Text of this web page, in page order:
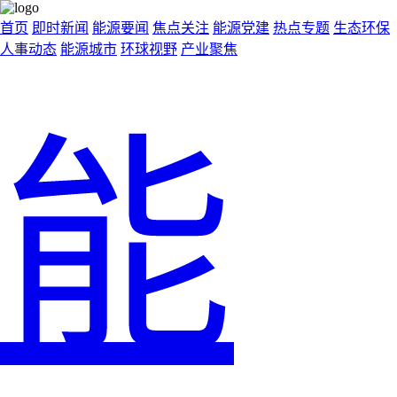
首页 即时新闻 能源要闻 焦点关注 能源党建 热点专题 生态环保
人事动态 能源城市 环球视野 产业聚焦
能